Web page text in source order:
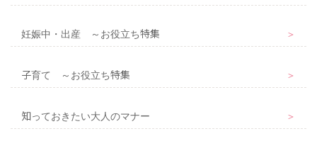
妊娠中・出産 ～お役立ち特集 ＞
子育て ～お役立ち特集 ＞
知っておきたい大人のマナー ＞